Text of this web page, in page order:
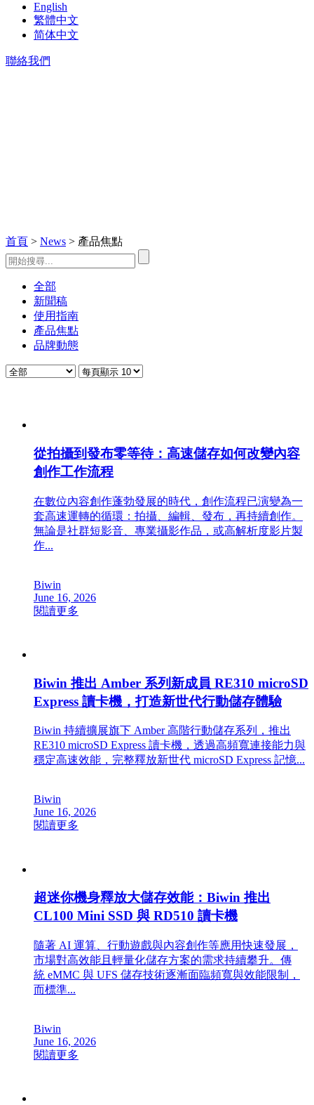
English
繁體中文
简体中文
聯絡我們
首頁 > News > 產品焦點
全部
新聞稿
使用指南
產品焦點
品牌動態
從拍攝到發布零等待：高速儲存如何改變內容
創作工作流程
在數位內容創作蓬勃發展的時代，創作流程已演變為一
套高速運轉的循環：拍攝、編輯、發布，再持續創作。
無論是社群短影音、專業攝影作品，或高解析度影片製
作...
Biwin
June 16, 2026
閱讀更多
Biwin 推出 Amber 系列新成員 RE310 microSD
Express 讀卡機，打造新世代行動儲存體驗
Biwin 持續擴展旗下 Amber 高階行動儲存系列，推出
RE310 microSD Express 讀卡機，透過高頻寬連接能力與
穩定高速效能，完整釋放新世代 microSD Express 記憶...
Biwin
June 16, 2026
閱讀更多
超迷你機身釋放大儲存效能：Biwin 推出
CL100 Mini SSD 與 RD510 讀卡機
隨著 AI 運算、行動遊戲與內容創作等應用快速發展，
市場對高效能且輕量化儲存方案的需求持續攀升。傳
統 eMMC 與 UFS 儲存技術逐漸面臨頻寬與效能限制，
而標準...
Biwin
June 16, 2026
閱讀更多